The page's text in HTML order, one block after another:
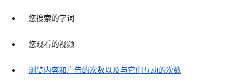
您搜索的字词
您观看的视频
浏览内容和广告的次数以及与它们互动的次数